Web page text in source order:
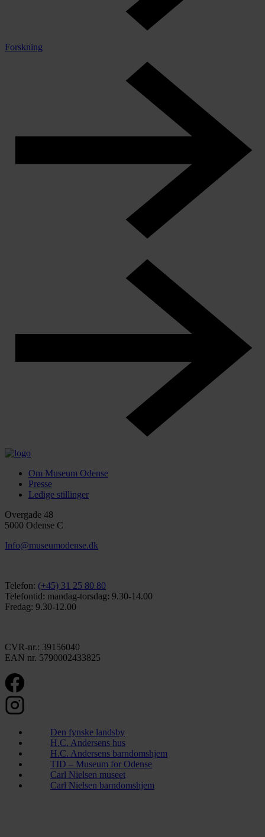
Forskning
Om Museum Odense
Presse
Ledige stillinger
Overgade 48
5000 Odense C
Info@museumodense.dk
Telefon: (+45) 31 25 80 80
Telefontid: mandag-torsdag: 9.30-14.00
Fredag: 9.30-12.00
CVR-nr.: 39156040
EAN nr. 5790002433825
Den fynske landsby
H.C. Andersens hus
H.C. Andersens barndomshjem
TID – Museum for Odense
Carl Nielsen museet
Carl Nielsen barndomshjem